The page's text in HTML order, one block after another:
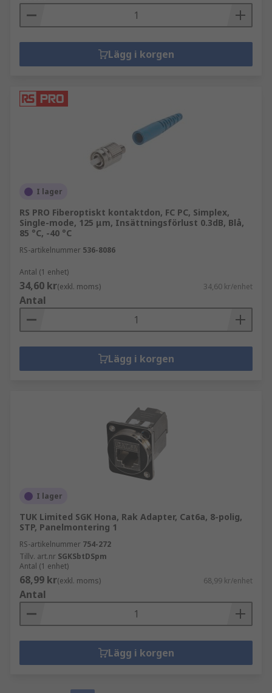
Lägg i korgen
I lager
RS PRO Fiberoptiskt kontaktdon, FC PC, Simplex,
Single-mode, 125 μm, Insättningsförlust 0.3dB, Blå,
85 °C, -40 °C
RS-artikelnummer 536-8086
Antal (1 enhet)
34,60 kr(exkl. moms) 34,60 kr/enhet
Antal
Lägg i korgen
I lager
TUK Limited SGK Hona, Rak Adapter, Cat6a, 8-polig,
STP, Panelmontering 1
RS-artikelnummer 754-272
Tillv. art.nr SGKSbtDSpm
Antal (1 enhet)
68,99 kr(exkl. moms) 68,99 kr/enhet
Antal
Lägg i korgen